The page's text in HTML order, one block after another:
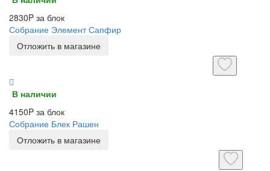
2830P за блок
Собрание Элемент Сапфир
Отложить в магазине
В наличии
4150P за блок
Собрание Блек Рашен
Отложить в магазине